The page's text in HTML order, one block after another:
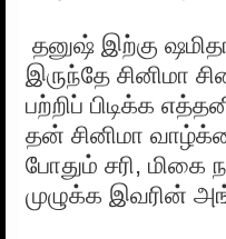
தனுஷ் இற்கு
இருந்தே சினிமா
பற்றிப் பிடிக்க
தன் சினிமா
போதும் சரி, மிகை
முழுக்க இவரின்